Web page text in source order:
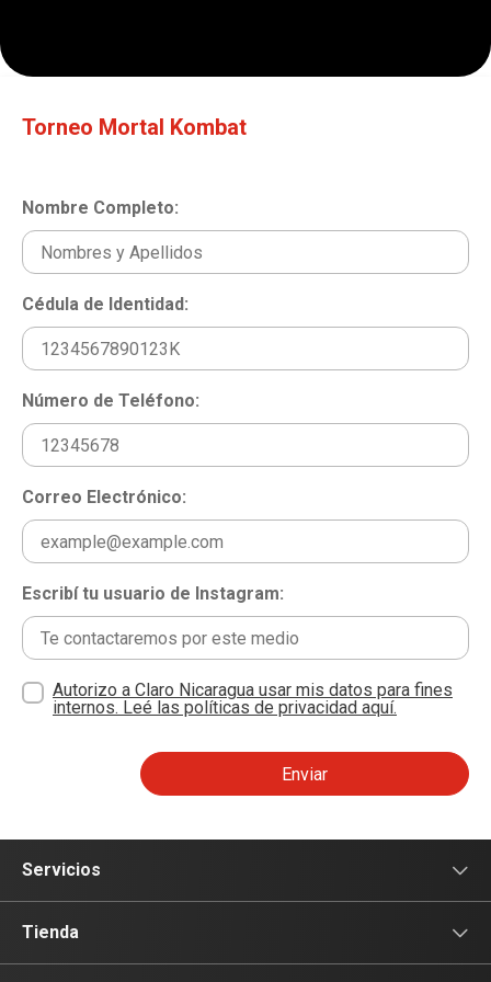
Torneo Mortal Kombat
Nombre Completo:
Cédula de Identidad:
Número de Teléfono:
Correo Electrónico:
Escribí tu usuario de Instagram:
Autorizo a Claro Nicaragua usar mis datos para fines
internos. Leé las políticas de privacidad aquí.
Enviar
Servicios
Servicio Móviles
Tienda